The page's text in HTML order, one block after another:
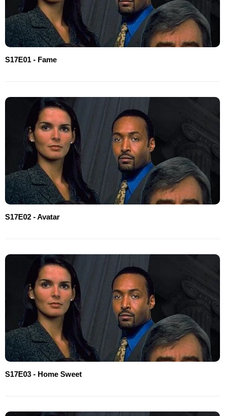
S17E01 - Fame
S17E02 - Avatar
S17E03 - Home Sweet